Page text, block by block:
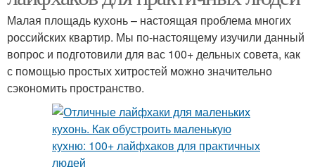
Малая площадь кухонь – настоящая проблема многих
российских квартир. Мы по-настоящему изучили данный
вопрос и подготовили для вас 100+ дельных совета, как
с помощью простых хитростей можно значительно
сэкономить пространство.